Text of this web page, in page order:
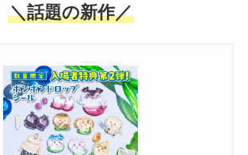
＼話題の新作／